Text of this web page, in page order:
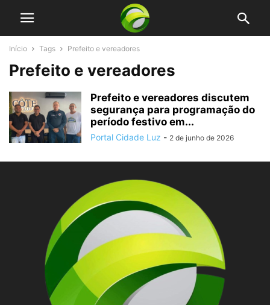
Início Tags Prefeito e vereadores
Prefeito e vereadores
Prefeito e vereadores discutem
segurança para programação do
período festivo em...
Portal Cidade Luz - 2 de junho de 2026